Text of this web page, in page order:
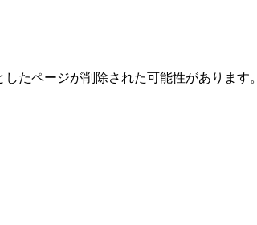
たページが削除された可能性があります。